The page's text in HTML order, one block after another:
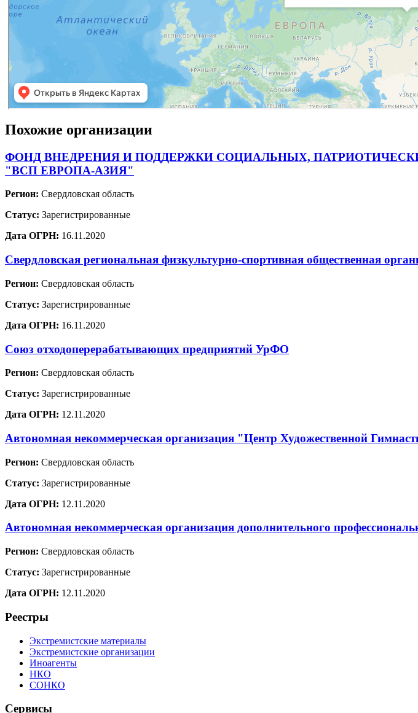
Похожие организации
ФОНД ВНЕДРЕНИЯ И ПОДДЕРЖКИ СОЦИАЛЬНЫХ,
"ВСП ЕВРОПА-АЗИЯ"
Регион: Свердловская область
Статус: Зарегистрированные
Дата ОГРН: 16.11.2020
Свердловская региональная физкультурно-спортивная общественная
Регион: Свердловская область
Статус: Зарегистрированные
Дата ОГРН: 16.11.2020
Союз отходоперерабатывающих предприятий УрФО
Регион: Свердловская область
Статус: Зарегистрированные
Дата ОГРН: 12.11.2020
Автономная некоммерческая организация "Центр Художественной
Регион: Свердловская область
Статус: Зарегистрированные
Дата ОГРН: 12.11.2020
Автономная некоммерческая организация дополнительного
Регион: Свердловская область
Статус: Зарегистрированные
Дата ОГРН: 12.11.2020
Реестры
Экстремистские материалы
Экстремистские организации
Иноагенты
НКО
СОНКО
Сервисы